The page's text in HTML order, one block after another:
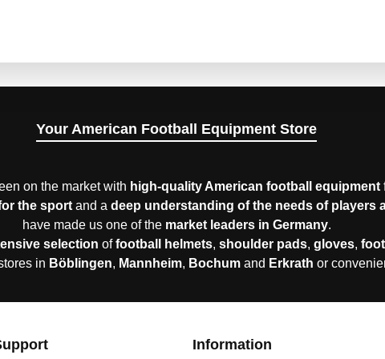
Farbe: Modellabhängig Pflegehinweise:
Your American Football Equipment Store
on the market with high-quality American football equipment
the sportand a deep understanding of the needs of players
have made us one of the market leaders in Germany.
selection offootball helmets, shoulder pads, gloves,
in Böblingen, Mannheim, Bochum and Erkrath or
Information